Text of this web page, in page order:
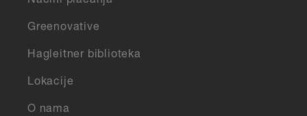
Greenovative
Hagleitner biblioteka
Lokacije
O nama